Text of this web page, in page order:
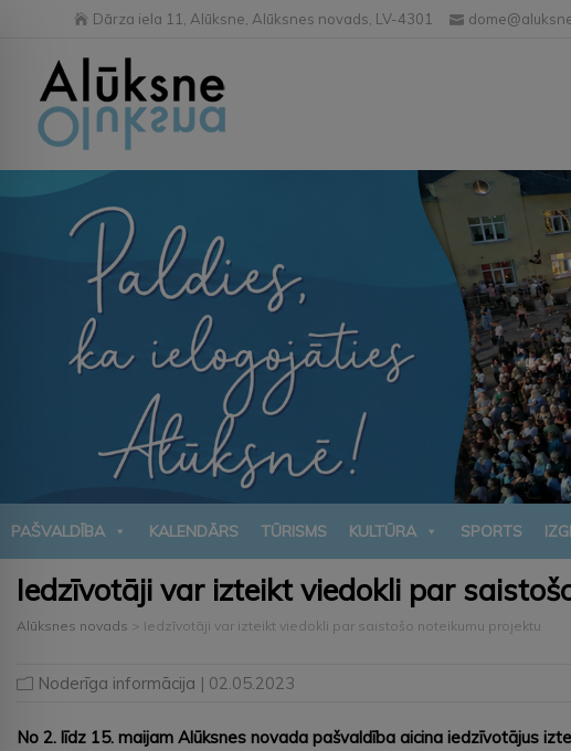
Dārza iela 11, Alūksne, Alūksnes novads, LV-4301
PAŠVALDĪBA KALENDĀRS TŪRISMS KULTŪRA SPORTS
Iedzīvotāji var izteikt viedokli par
Alūksnes novads > Iedzīvotāji var izteikt viedokli par saistošo noteikumu projektu
Noderīga informācija | 02.05.2023
No 2. līdz 15. maijam Alūksnes novada pašvaldība aicina iedzīvotājus